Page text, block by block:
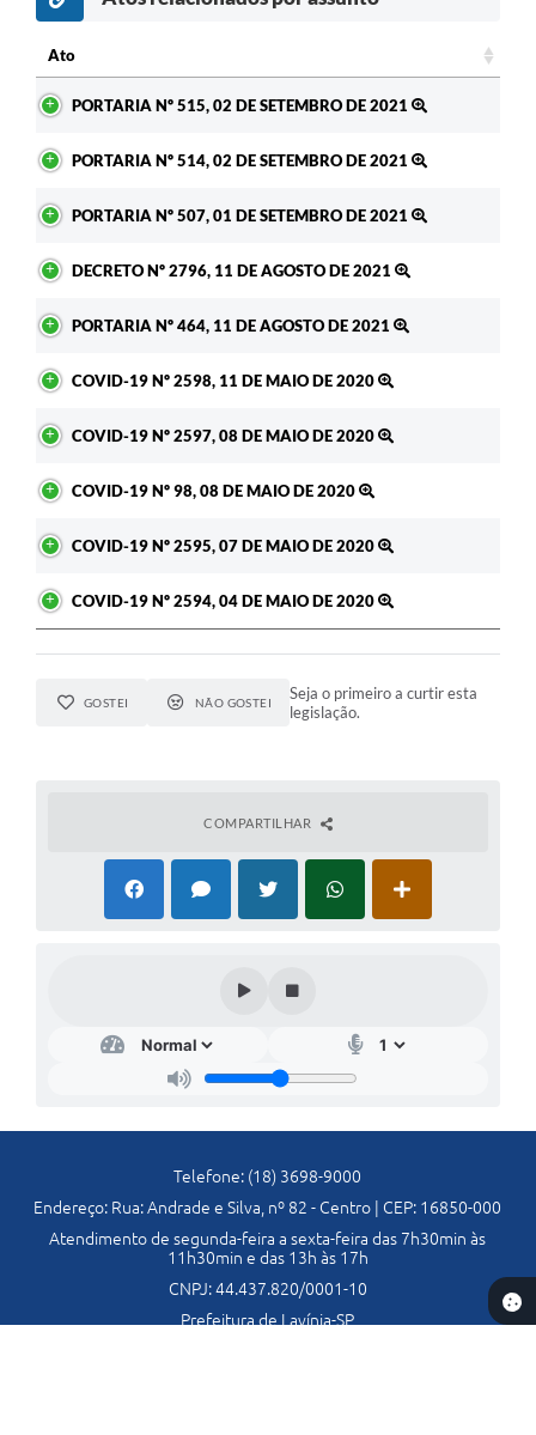
Ato
PORTARIA Nº 515, 02 DE SETEMBRO DE 2021
PORTARIA Nº 514, 02 DE SETEMBRO DE 2021
PORTARIA Nº 507, 01 DE SETEMBRO DE 2021
DECRETO Nº 2796, 11 DE AGOSTO DE 2021
PORTARIA Nº 464, 11 DE AGOSTO DE 2021
COVID-19 Nº 2598, 11 DE MAIO DE 2020
COVID-19 Nº 2597, 08 DE MAIO DE 2020
COVID-19 Nº 98, 08 DE MAIO DE 2020
COVID-19 Nº 2595, 07 DE MAIO DE 2020
COVID-19 Nº 2594, 04 DE MAIO DE 2020
GOSTEI NÃO GOSTEI
Seja o primeiro a curtir esta
legislação.
COMPARTILHAR
Telefone: (18) 3698-9000
Endereço: Rua: Andrade e Silva, nº 82 - Centro | CEP: 16850-000
Atendimento de segunda-feira a sexta-feira das 7h30min às
11h30min e das 13h às 17h
CNPJ: 44.437.820/0001-10
Prefeitura de Lavínia-SP